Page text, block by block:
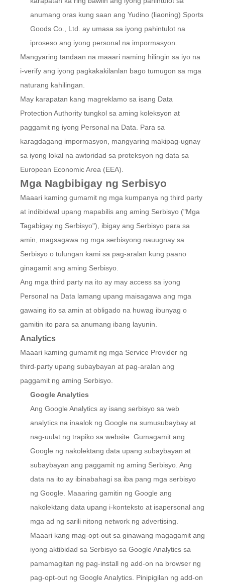
anumang oras kung saan ang Yudino (liaoning) Sports
Goods Co., Ltd. ay umasa sa iyong pahintulot na
iproseso ang iyong personal na impormasyon.
Mangyaring tandaan na maaari naming hilingin sa iyo na
i-verify ang iyong pagkakakilanlan bago tumugon sa mga
naturang kahilingan.
May karapatan kang magreklamo sa isang Data
Protection Authority tungkol sa aming koleksyon at
paggamit ng iyong Personal na Data. Para sa
karagdagang impormasyon, mangyaring makipag-ugnay
sa iyong lokal na awtoridad sa proteksyon ng data sa
European Economic Area (EEA).
Mga Nagbibigay ng Serbisyo
Maaari kaming gumamit ng mga kumpanya ng third party
at indibidwal upang mapabilis ang aming Serbisyo ("Mga
Tagabigay ng Serbisyo"), ibigay ang Serbisyo para sa
amin, magsagawa ng mga serbisyong nauugnay sa
Serbisyo o tulungan kami sa pag-aralan kung paano
ginagamit ang aming Serbisyo.
Ang mga third party na ito ay may access sa iyong
Personal na Data lamang upang maisagawa ang mga
gawaing ito sa amin at obligado na huwag ibunyag o
gamitin ito para sa anumang ibang layunin.
Analytics
Maaari kaming gumamit ng mga Service Provider ng
third-party upang subaybayan at pag-aralan ang
paggamit ng aming Serbisyo.
Google Analytics
Ang Google Analytics ay isang serbisyo sa web
analytics na inaalok ng Google na sumusubaybay at
nag-uulat ng trapiko sa website. Gumagamit ang
Google ng nakolektang data upang subaybayan at
subaybayan ang paggamit ng aming Serbisyo. Ang
data na ito ay ibinabahagi sa iba pang mga serbisyo
ng Google. Maaaring gamitin ng Google ang
nakolektang data upang i-konteksto at isapersonal ang
mga ad ng sarili nitong network ng advertising.
Maaari kang mag-opt-out sa ginawang magagamit ang
iyong aktibidad sa Serbisyo sa Google Analytics sa
pamamagitan ng pag-install ng add-on na browser ng
pag-opt-out ng Google Analytics. Pinipigilan ng add-on